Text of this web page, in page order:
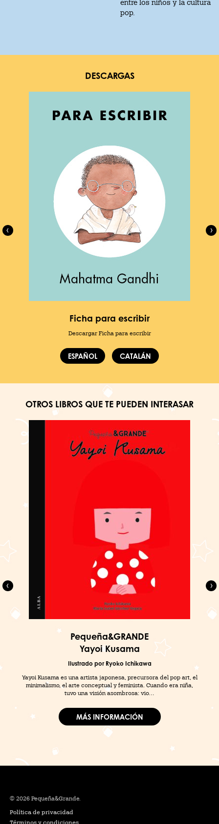
entre los niños y la cultura
pop.
DESCARGAS
Ficha para escribir
Descargar Ficha para escribir
ESPAÑOL CATALÁN
OTROS LIBROS QUE TE PUEDEN INTERASAR
Pequeña&GRANDE
Yayoi Kusama
Ilustrado por Ryoko Ichikawa
Yayoi Kusama es una artista japonesa, precursora del pop art, el
minimalismo, el arte conceptual y feminista. Cuando era niña,
tuvo una visión asombrosa: vio…
MÁS INFORMACIÓN
© 2026 Pequeña&Grande.
Política de privacidad